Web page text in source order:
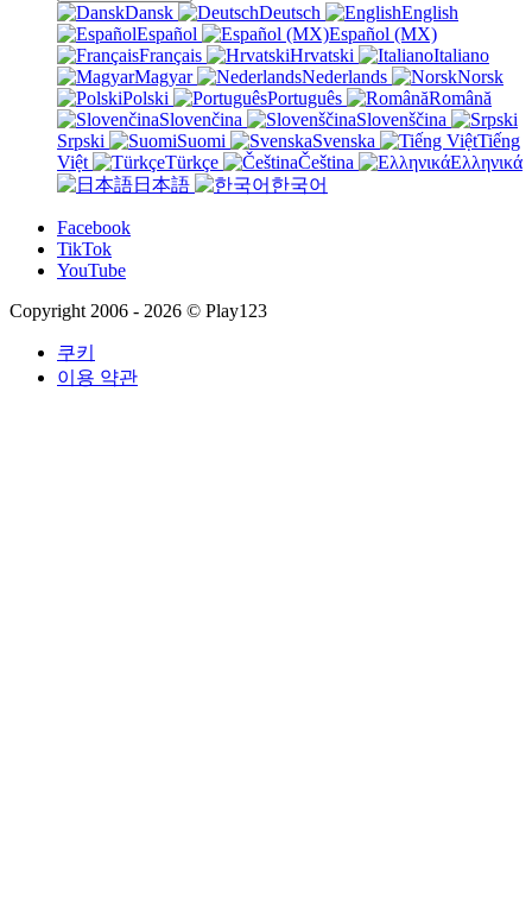
Dansk Deutsch
English
Español
Español (MX)
Français
Hrvatski
Italiano
Magyar
Nederlands
Norsk
Polski
Português
Română
Slovenčina
Slovenščina
Srpski
Suomi Svenska
Tiếng
Việt
Türkçe Čeština
Ελληνικά
日本語
한국어
Facebook
TikTok
YouTube
Copyright 2006 - 2026 © Play123
쿠키
이용 약관